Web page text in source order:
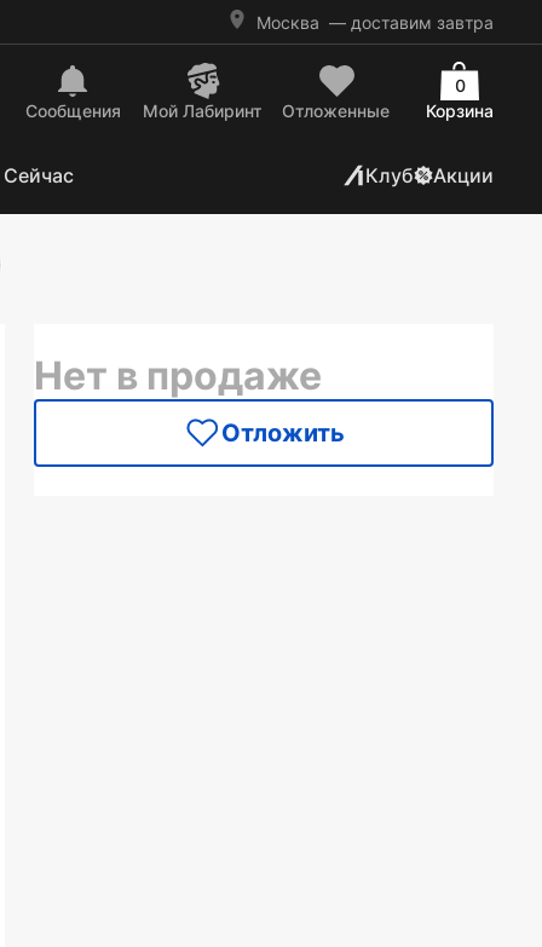
Москва — доставим завтра
Сообщения Mой Лабиринт Отложенные Корзина
0
Клуб Акции
Нет в продаже
Отложить